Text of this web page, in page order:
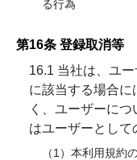
る行為
第16条 登録取消等
16.1 当社は、ユ
に該当する場合に
く、ユーザーに
はユーザーとして
（1）本利用規約